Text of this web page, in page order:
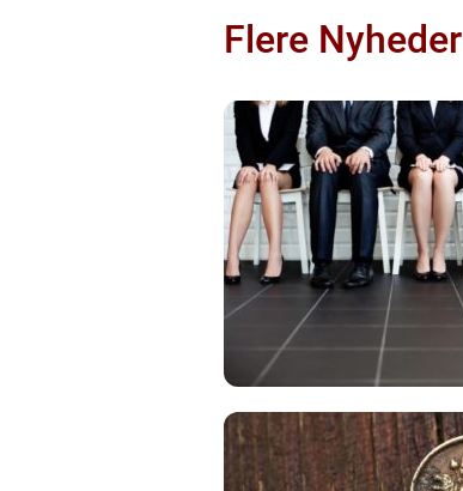
Flere Nyheder